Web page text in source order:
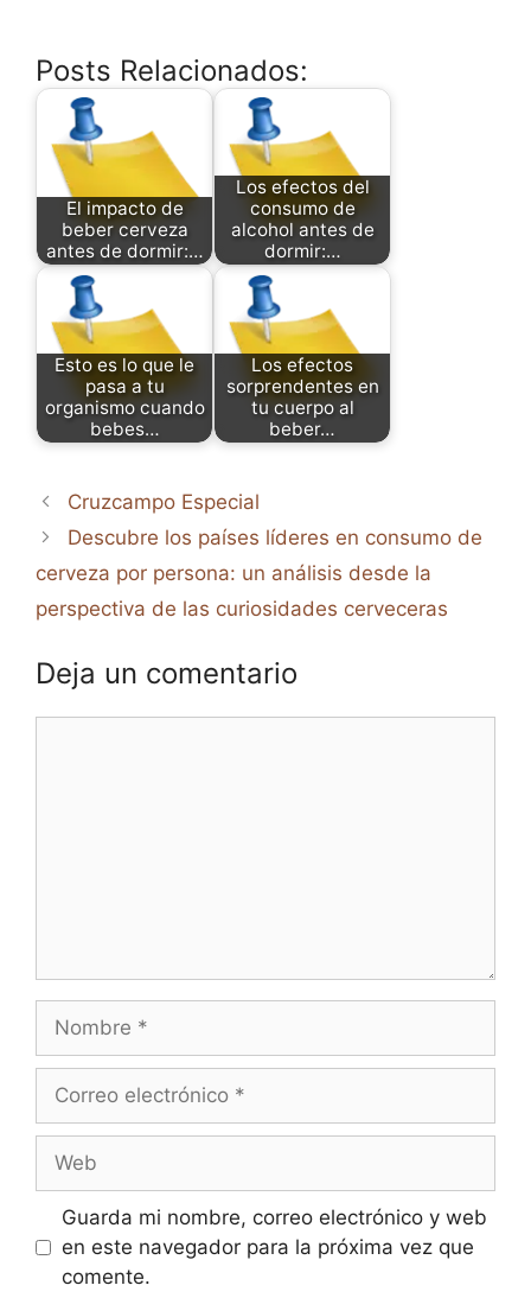
Posts Relacionados:
El impacto de
beber cerveza
antes de dormir:…
Los efectos del
consumo de
alcohol antes de
dormir:…
Esto es lo que le
pasa a tu
organismo cuando
bebes…
Los efectos
sorprendentes en
tu cuerpo al
beber…
Cruzcampo Especial
Descubre los países líderes en consumo de
cerveza por persona: un análisis desde la
perspectiva de las curiosidades cerveceras
Deja un comentario
electrónico
Guarda mi nombre, correo electrónico y web
en este navegador para la próxima vez que
comente.